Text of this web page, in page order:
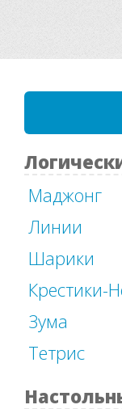
Маджонг
Линии
Шарики
Крестики-
Зума
Тетрис